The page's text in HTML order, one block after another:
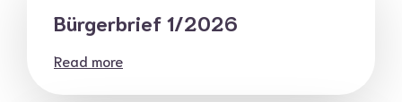
Bürgerbrief 1/2026
Read more